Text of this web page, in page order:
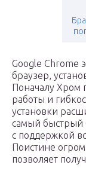
Google Chrome
браузер,
Поначалу Хром
работы и
установки
самый быстрый
с поддержкой
Поистине
позволяет